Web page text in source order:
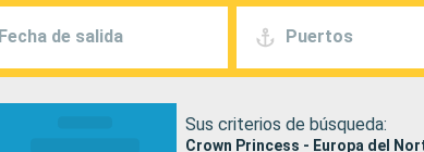
Fecha de salida Puertos
Sus criterios de búsqueda:
Crown Princess - Europa del